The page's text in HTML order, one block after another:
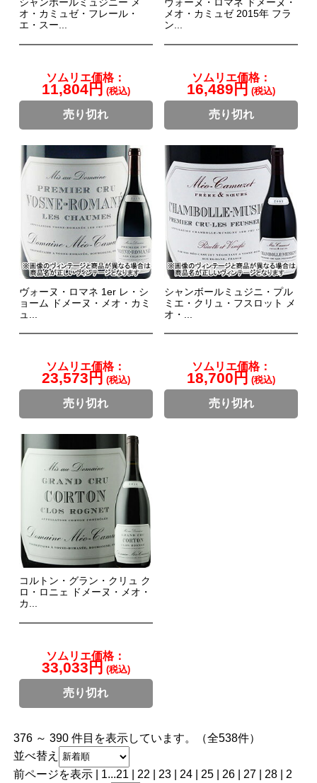
シャンボールミュジニー メ
オ・カミュゼ・フレール・
エ・スー...
ソムリエ価格：
11,804円 (税込)
売り切れ
ヴォーヌ・ロマネ ドメーヌ・
メオ・カミュゼ 2015年 フラ
ン...
ソムリエ価格：
16,489円 (税込)
売り切れ
ヴォーヌ・ロマネ 1er レ・シ
ョーム ドメーヌ・メオ・カミ
ュ...
ソムリエ価格：
23,573円 (税込)
売り切れ
シャンボールミュジニ・プル
ミエ・クリュ・フスロット メ
オ・...
ソムリエ価格：
18,700円 (税込)
売り切れ
コルトン・グラン・クリュ ク
ロ・ロニェ ドメーヌ・メオ・
カ...
ソムリエ価格：
33,033円 (税込)
売り切れ
376 ～ 390 件目を表示しています。（全538件）
並べ替え
前ページを表示| 1...21 22 23| 24| 25| 26 | 27| 28| 2